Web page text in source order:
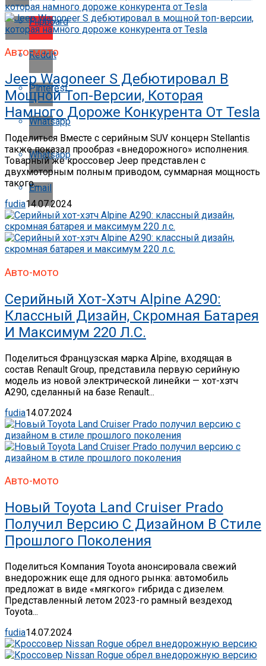
Flipboard
Reddit
Pinterest
Whatsapp
Whatsapp
Email
Авто-мото
Jeep Wagoneer S Дебютировал В
Мощной Топ-Версии, Которая
Намного Дороже Конкурента От Tesla
Поделиться Вместе с серийным SUV концерн Stellantis
также показал прообраз «внедорожного» исполнения.
Товарный же кроссовер Jeep представлен с
двухмоторным полным приводом, суммарная мощность
такого...
fudia14.07.2024
Авто-мото
Серийный Хот-Хэтч Alpine A290:
Классный Дизайн, Скромная Батарея
И Максимум 220 Л.с.
Поделиться Французская марка Alpine, входящая в
состав Renault Group, представила первую серийную
модель из новой электрической линейки — хот-хэтч
A290, сделанный на базе Renault...
fudia14.07.2024
Авто-мото
Новый Toyota Land Cruiser Prado
Получил Версию С Дизайном В Стиле
Прошлого Поколения
Поделиться Компания Toyota анонсировала свежий
внедорожник еще для одного рынка: автомобиль
предложат в виде «мягкого» гибрида с дизелем.
Представленный летом 2023-го рамный вездеход
Toyota...
fudia14.07.2024